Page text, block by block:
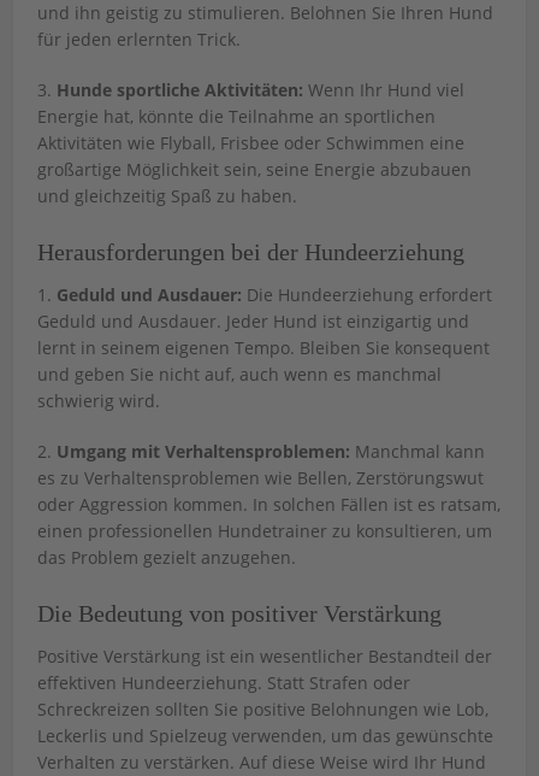
und ihn geistig zu stimulieren. Belohnen Sie Ihren Hund
für jeden erlernten Trick.
3. Hunde sportliche Aktivitäten: Wenn Ihr Hund viel
Energie hat, könnte die Teilnahme an sportlichen
Aktivitäten wie Flyball, Frisbee oder Schwimmen eine
großartige Möglichkeit sein, seine Energie abzubauen
und gleichzeitig Spaß zu haben.
Herausforderungen bei der Hundeerziehung
1. Geduld und Ausdauer: Die Hundeerziehung erfordert
Geduld und Ausdauer. Jeder Hund ist einzigartig und
lernt in seinem eigenen Tempo. Bleiben Sie konsequent
und geben Sie nicht auf, auch wenn es manchmal
schwierig wird.
2. Umgang mit Verhaltensproblemen: Manchmal kann
es zu Verhaltensproblemen wie Bellen, Zerstörungswut
oder Aggression kommen. In solchen Fällen ist es ratsam,
einen professionellen Hundetrainer zu konsultieren, um
das Problem gezielt anzugehen.
Die Bedeutung von positiver Verstärkung
Positive Verstärkung ist ein wesentlicher Bestandteil der
effektiven Hundeerziehung. Statt Strafen oder
Schreckreizen sollten Sie positive Belohnungen wie Lob,
Leckerlis und Spielzeug verwenden, um das gewünschte
Verhalten zu verstärken. Auf diese Weise wird Ihr Hund